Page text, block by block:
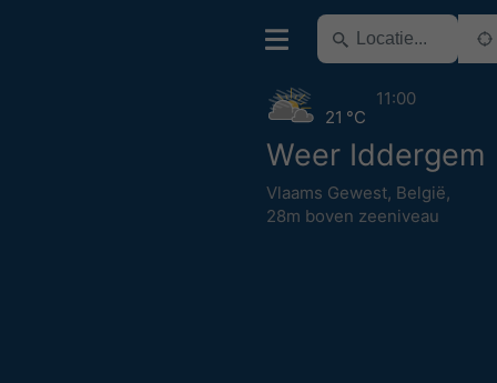
Weer Iddergem
Vlaams Gewest, België,
28m boven zeeniveau
21 °C
11:00